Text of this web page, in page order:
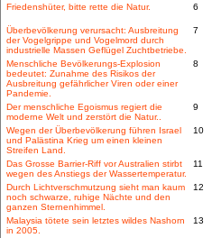
Friedenshüter, bitte rette die Natur.
6
Überbevölkerung verursacht: Ausbreitung
der Vogelgrippe und Vogelmord durch
industrielle Massen Geflügel Zuchtbetriebe.
7
Menschliche Bevölkerungs-Explosion
bedeutet: Zunahme des Risikos der
Ausbreitung gefährlicher Viren oder einer
Pandemie.
8
Der menschliche Egoismus regiert die
moderne Welt und zerstört die Natur..
9
Wegen der Überbevölkerung führen Israel
und Palästina Krieg um einen kleinen
Streifen Land.
10
Das Grosse Barrier-Riff vor Australien stirbt
wegen des Anstiegs der Wassertemperatur.
11
Durch Lichtverschmutzung sieht man kaum
noch schwarze, ruhige Nächte und den
ganzen Sternenhimmel.
12
Malaysia tötete sein letztes wildes Nashorn
in 2005.
13